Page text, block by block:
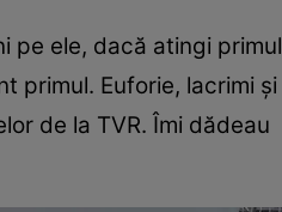
pe ele, dacă atingi primul
primul. Euforie, lacrimi şi
de la TVR. Îmi dădeau